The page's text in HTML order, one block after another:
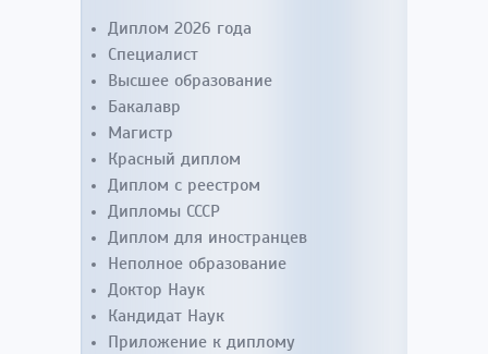
Диплом 2026 года
Специалист
Высшее образование
Бакалавр
Магистр
Красный диплом
Диплом с реестром
Дипломы СССР
Диплом для иностранцев
Неполное образование
Доктор Наук
Кандидат Наук
Приложение к диплому